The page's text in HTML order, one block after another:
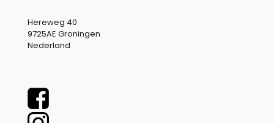
Hereweg 40
9725AE Groningen
Nederland